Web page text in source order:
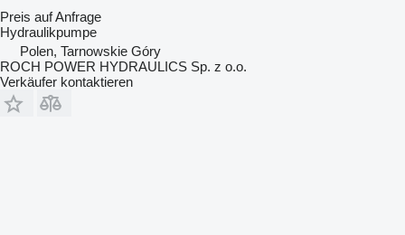
Preis auf Anfrage
Hydraulikpumpe
Polen, Tarnowskie Góry
ROCH POWER HYDRAULICS Sp. z o.o.
Verkäufer kontaktieren